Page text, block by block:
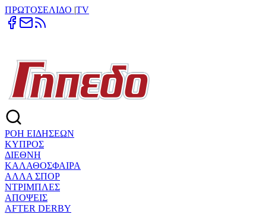
ΠΡΩΤΟΣΕΛΙΔΟ |TV
ΡΟΗ ΕΙΔΗΣΕΩΝ
ΚΥΠΡΟΣ
ΔΙΕΘΝΗ
ΚΑΛΑΘΟΣΦΑΙΡΑ
ΑΛΛΑ ΣΠΟΡ
ΝΤΡΙΜΠΛΕΣ
ΑΠΟΨΕΙΣ
AFTER DERBY